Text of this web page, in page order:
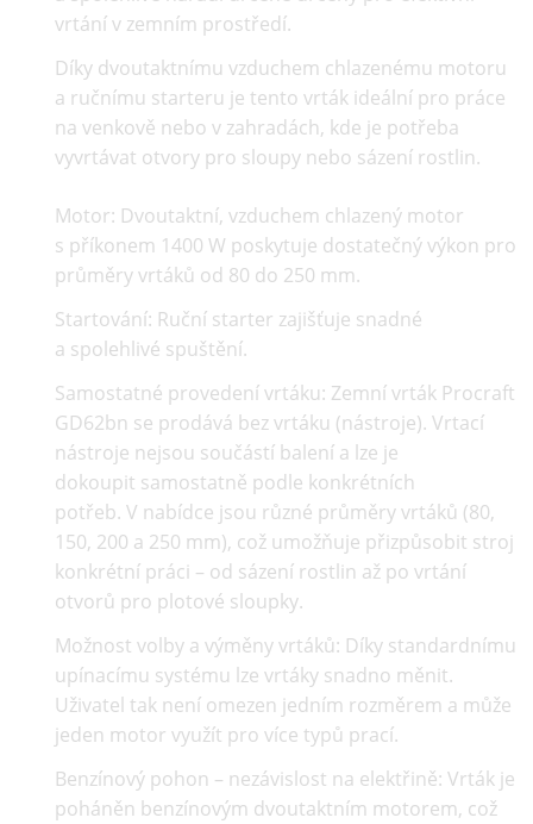
vrtání v zemním prostředí.
Díky dvoutaktnímu vzduchem chlazenému motoru
a ručnímu starteru je tento vrták ideální pro práce
na venkově nebo v zahradách, kde je potřeba
vyvrtávat otvory pro sloupy nebo sázení rostlin.
Motor: Dvoutaktní, vzduchem chlazený motor
s příkonem 1400 W poskytuje dostatečný výkon pro
průměry vrtáků od 80 do 250 mm.
Startování: Ruční starter zajišťuje snadné
a spolehlivé spuštění.
Samostatné provedení vrtáku: Zemní vrták Procraft
GD62bn se prodává bez vrtáku (nástroje). Vrtací
nástroje nejsou součástí balení a lze je
dokoupit samostatně podle konkrétních
potřeb. V nabídce jsou různé průměry vrtáků (80,
150, 200 a 250 mm), což umožňuje přizpůsobit stroj
konkrétní práci – od sázení rostlin až po vrtání
otvorů pro plotové sloupky.
Možnost volby a výměny vrtáků: Díky standardnímu
upínacímu systému lze vrtáky snadno měnit.
Uživatel tak není omezen jedním rozměrem a může
jeden motor využít pro více typů prací.
Benzínový pohon – nezávislost na elektřině: Vrták je
poháněn benzínovým dvoutaktním motorem, což